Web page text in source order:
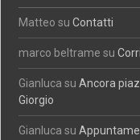
Matteo suContatti
marco beltrame su
Gianluca suAncora
Giorgio
Gianluca su